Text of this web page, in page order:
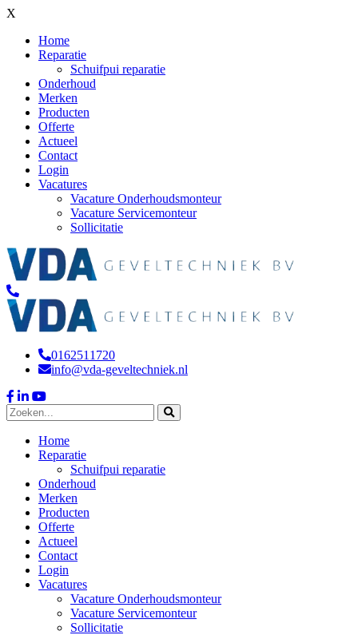
X
Home
Reparatie
Schuifpui reparatie
Onderhoud
Merken
Producten
Offerte
Actueel
Contact
Login
Vacatures
Vacature Onderhoudsmonteur
Vacature Servicemonteur
Sollicitatie
0162511720
info@vda-geveltechniek.nl
Home
Reparatie
Schuifpui reparatie
Onderhoud
Merken
Producten
Offerte
Actueel
Contact
Login
Vacatures
Vacature Onderhoudsmonteur
Vacature Servicemonteur
Sollicitatie